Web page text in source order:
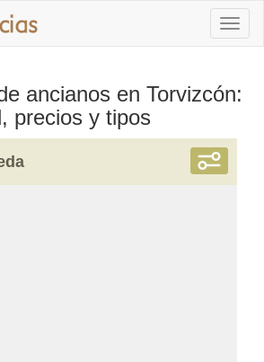
ancianos en Torvizcón:
precios y tipos